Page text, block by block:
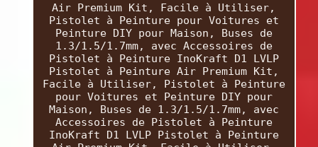
Air Premium Kit, Facile à Utiliser,
Pistolet à Peinture pour Voitures et
Peinture DIY pour Maison, Buses de
1.3/1.5/1.7mm, avec Accessoires de
Pistolet à Peinture InoKraft D1 LVLP
Pistolet à Peinture Air Premium Kit,
Facile à Utiliser, Pistolet à Peinture
pour Voitures et Peinture DIY pour
Maison, Buses de 1.3/1.5/1.7mm, avec
Accessoires de Pistolet à Peinture
InoKraft D1 LVLP Pistolet à Peinture